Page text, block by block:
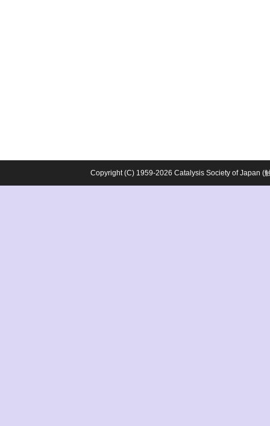
Copyright (C) 1959-2026 Catalysis Society of Japan (